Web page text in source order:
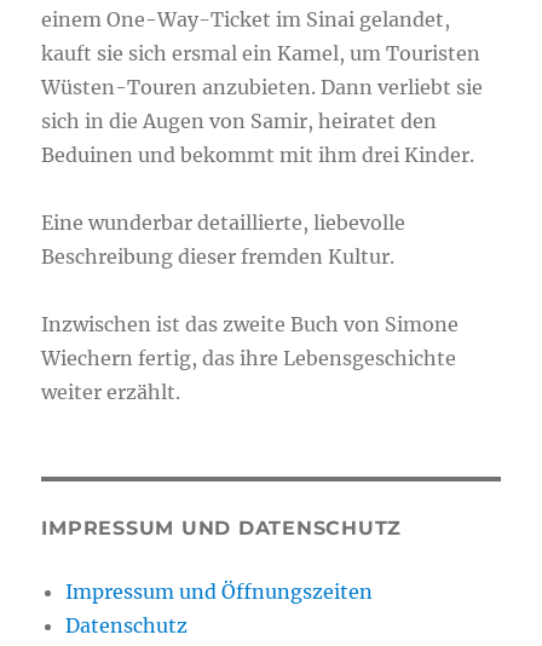
einem One-Way-Ticket im Sinai gelandet,
kauft sie sich ersmal ein Kamel, um Touristen
Wüsten-Touren anzubieten. Dann verliebt sie
sich in die Augen von Samir, heiratet den
Beduinen und bekommt mit ihm drei Kinder.
Eine wunderbar detaillierte, liebevolle
Beschreibung dieser fremden Kultur.
Inzwischen ist das zweite Buch von Simone
Wiechern fertig, das ihre Lebensgeschichte
weiter erzählt.
IMPRESSUM UND DATENSCHUTZ
Impressum und Öffnungszeiten
Datenschutz